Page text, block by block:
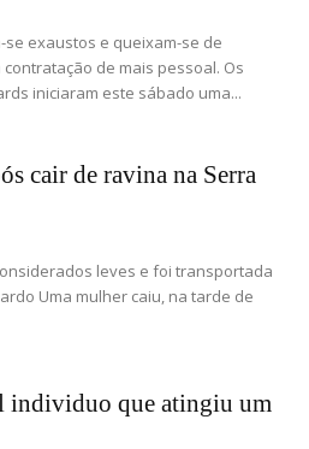
exaustos e queixam-se de
de mais pessoal. Os
iniciaram este sábado uma...
cair de ravina na Serra
leves e foi transportada
Uma mulher caiu, na tarde de
individuo que atingiu um